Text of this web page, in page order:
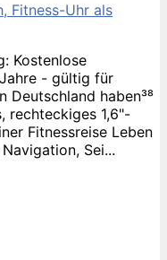
Fitness-Uhr als
Kostenlose
- gültig für
Deutschland haben³⁸
rechteckiges 1,6"-
Fitnessreise Leben
Sei...